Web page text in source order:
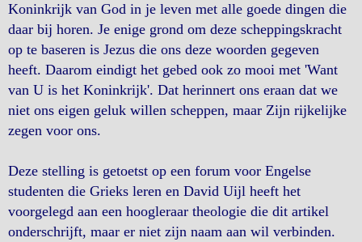
Koninkrijk van God in je leven met alle goede dingen die
daar bij horen. Je enige grond om deze scheppingskracht
op te baseren is Jezus die ons deze woorden gegeven
heeft. Daarom eindigt het gebed ook zo mooi met 'Want
van U is het Koninkrijk'. Dat herinnert ons eraan dat we
niet ons eigen geluk willen scheppen, maar Zijn rijkelijke
zegen voor ons.
Deze stelling is getoetst op een forum voor Engelse
studenten die Grieks leren en David Uijl heeft het
voorgelegd aan een hoogleraar theologie die dit artikel
onderschrijft, maar er niet zijn naam aan wil verbinden.